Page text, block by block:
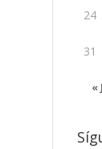
«
24
31